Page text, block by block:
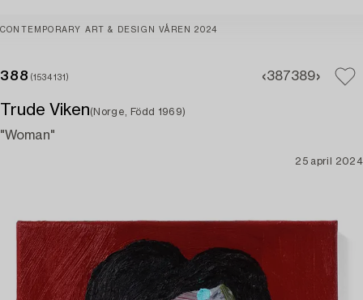
CONTEMPORARY ART & DESIGN VÅREN 2024
388 (1534131) 387389
Trude Viken(Norge, Född 1969)
"Woman"
25 april 2024